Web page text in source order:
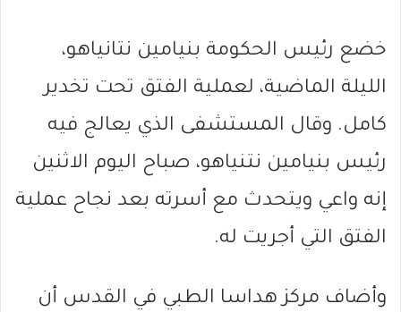
خضع رئيس الحكومة بنيامين نتانياهو،
الليلة الماضية، لعملية الفتق تحت تخدير
كامل. وقال المستشفى الذي يعالج فيه
رئيس بنيامين نتنياهو، صباح اليوم الاثنين
إنه واعي ويتحدث مع أسرته بعد نجاح عملية
الفتق التي أجريت له.
وأضاف مركز هداسا الطبي في القدس أن